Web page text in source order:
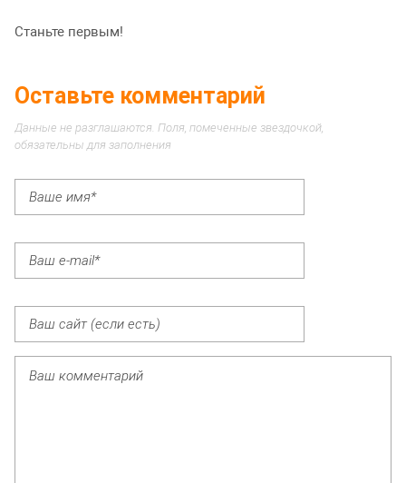
Станьте первым!
Оставьте комментарий
Данные не разглашаются. Поля, помеченные звездочкой,
обязательны для заполнения